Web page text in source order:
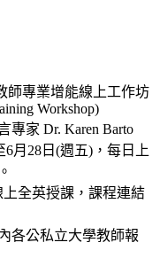
師專業增能線上工作坊
Workshop)
專家 Dr. Karen Barto
6月28日(週五)，每日上
上全英授課，課程連結
各公私立大學教師報